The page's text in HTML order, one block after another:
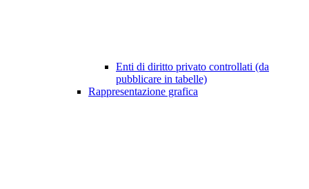
Enti di diritto privato controllati (da
pubblicare in tabelle)
Rappresentazione grafica